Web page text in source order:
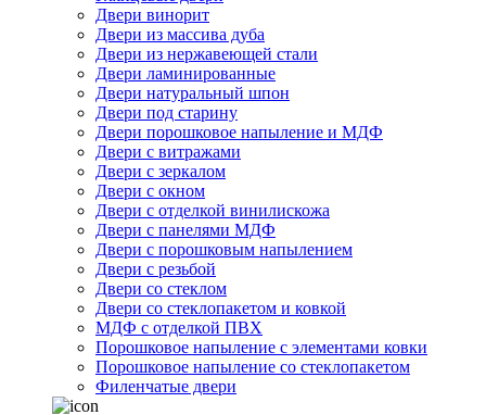
Двери винорит
Двери из массива дуба
Двери из нержавеющей стали
Двери ламинированные
Двери натуральный шпон
Двери под старину
Двери порошковое напыление и МДФ
Двери с витражами
Двери с зеркалом
Двери с окном
Двери с отделкой винилискожа
Двери с панелями МДФ
Двери с порошковым напылением
Двери с резьбой
Двери со стеклом
Двери со стеклопакетом и ковкой
МДФ с отделкой ПВХ
Порошковое напыление с элементами ковки
Порошковое напыление со стеклопакетом
Филенчатые двери